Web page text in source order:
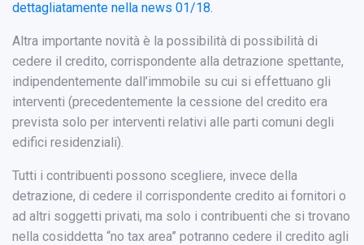
dettagliatamente nella news 01/18.
Altra importante novità è la possibilità di possibilità di
cedere il credito, corrispondente alla detrazione spettante,
indipendentemente dall’immobile su cui si effettuano gli
interventi (precedentemente la cessione del credito era
prevista solo per interventi relativi alle parti comuni degli
edifici residenziali).
Tutti i contribuenti possono scegliere, invece della
detrazione, di cedere il corrispondente credito ai fornitori o
ad altri soggetti privati, ma solo i contribuenti che si trovano
nella cosiddetta “no tax area” potranno cedere il credito agli